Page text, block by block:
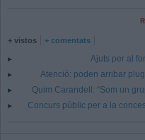
+ vistos + comentats
Ajuts per al
Atenció: poden arribar
Quim Carandell: “Som un
Concurs públic per a la